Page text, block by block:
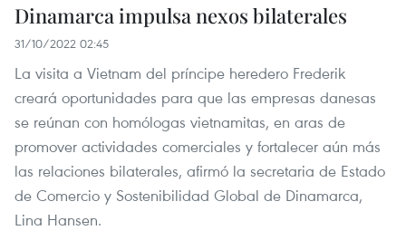
Dinamarca impulsa nexos bilaterales
31/10/2022 02:45
La visita a Vietnam del príncipe heredero Frederik
creará oportunidades para que las empresas danesas
se reúnan con homólogas vietnamitas, en aras de
promover actividades comerciales y fortalecer aún más
las relaciones bilaterales, afirmó la secretaria de Estado
de Comercio y Sostenibilidad Global de Dinamarca,
Lina Hansen.